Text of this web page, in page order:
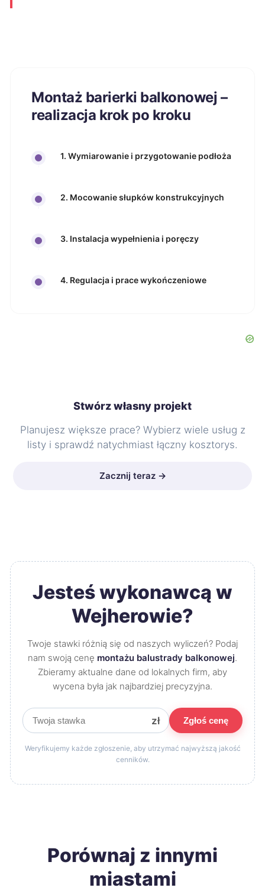
Montaż barierki balkonowej –
realizacja krok po kroku
1. Wymiarowanie i przygotowanie podłoża
2. Mocowanie słupków konstrukcyjnych
3. Instalacja wypełnienia i poręczy
4. Regulacja i prace wykończeniowe
Stwórz własny projekt
Planujesz większe prace? Wybierz wiele usług z
listy i sprawdź natychmiast łączny kosztorys.
Zacznij teraz →
Jesteś wykonawcą w
Wejherowie?
Twoje stawki różnią się od naszych wyliczeń? Podaj
nam swoją cenę montażu balustrady balkonowej.
Zbieramy aktualne dane od lokalnych firm, aby
wycena była jak najbardziej precyzyjna.
zł Zgłoś cenę
Weryfikujemy każde zgłoszenie, aby utrzymać najwyższą jakość
cenników.
Porównaj z innymi
miastami